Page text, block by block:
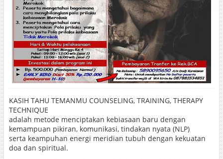
KASIH TAHU TEMANMU COUNSELING, TRAINING, THERAPY
TECHNIQUE
adalah metode menciptakan kebiasaan baru dengan
kemampuan pikiran, komunikasi, tindakan nyata (NLP)
serta keampuhan energi meridian tubuh dengan kekuatan
doa dan spiritual.